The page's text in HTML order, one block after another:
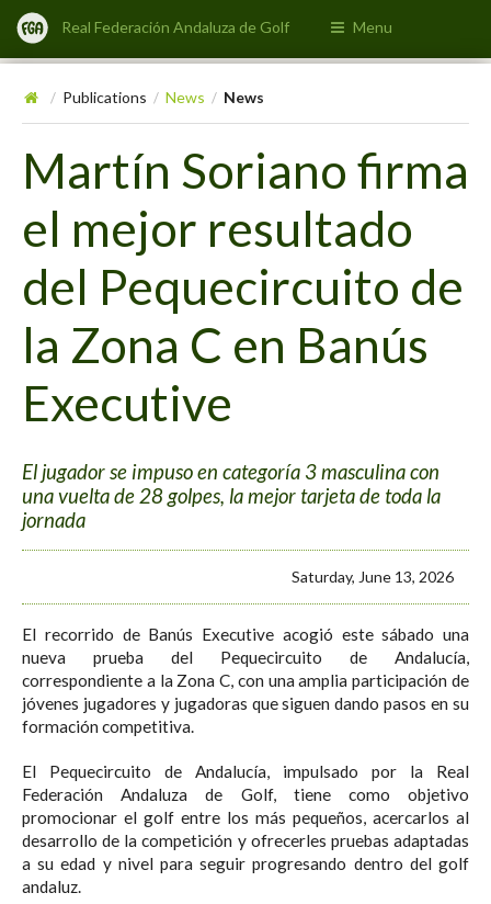
Real Federación Andaluza de Golf Menu
/ Publications / News / News
Martín Soriano firma
el mejor resultado
del Pequecircuito de
la Zona C en Banús
Executive
El jugador se impuso en categoría 3 masculina con
una vuelta de 28 golpes, la mejor tarjeta de toda la
jornada
Saturday, June 13, 2026
El recorrido de Banús Executive acogió este sábado una
nueva prueba del Pequecircuito de Andalucía,
correspondiente a la Zona C, con una amplia participación de
jóvenes jugadores y jugadoras que siguen dando pasos en su
formación competitiva.
El Pequecircuito de Andalucía, impulsado por la Real
Federación Andaluza de Golf, tiene como objetivo
promocionar el golf entre los más pequeños, acercarlos al
desarrollo de la competición y ofrecerles pruebas adaptadas
a su edad y nivel para seguir progresando dentro del golf
andaluz.